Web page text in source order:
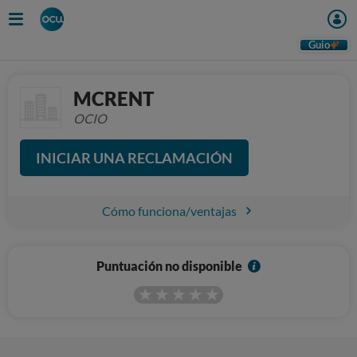
Guio
MCRENT
OCIO
INICIAR UNA RECLAMACIÓN
Cómo funciona/ventajas
Puntuación no disponible
I